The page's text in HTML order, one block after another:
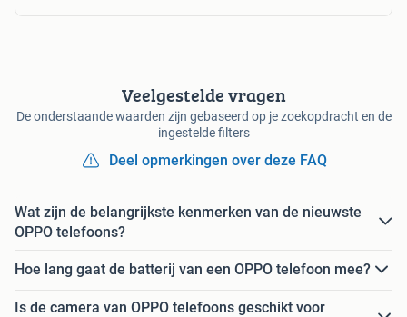
Veelgestelde vragen
De onderstaande waarden zijn gebaseerd op je zoekopdracht en de
ingestelde filters
Deel opmerkingen over deze FAQ
Wat zijn de belangrijkste kenmerken van de nieuwste
OPPO telefoons?
Hoe lang gaat de batterij van een OPPO telefoon mee?
Is de camera van OPPO telefoons geschikt voor